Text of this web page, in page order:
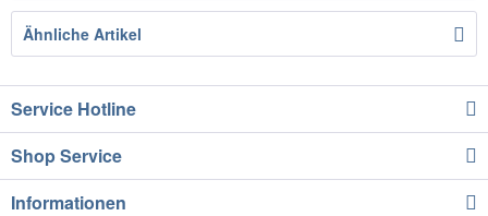
Ähnliche Artikel
Service Hotline
Shop Service
Informationen